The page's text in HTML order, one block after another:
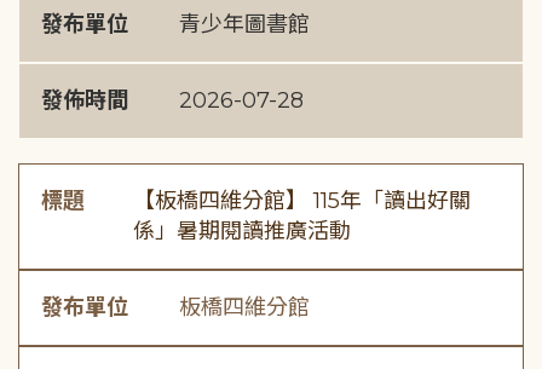
發布單位 青少年圖書館
發佈時間 2026-07-28
標題
【板橋四維分館】 115年「讀出好關
係」暑期閱讀推廣活動
發布單位 板橋四維分館